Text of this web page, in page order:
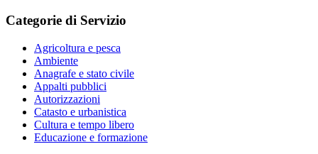
Categorie di Servizio
Agricoltura e pesca
Ambiente
Anagrafe e stato civile
Appalti pubblici
Autorizzazioni
Catasto e urbanistica
Cultura e tempo libero
Educazione e formazione